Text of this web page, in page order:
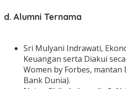
d. Alumni Ternama
Sri Mulyani Indrawati,
Keuangan serta Diakui
Women by Forbes,
Bank Dunia).